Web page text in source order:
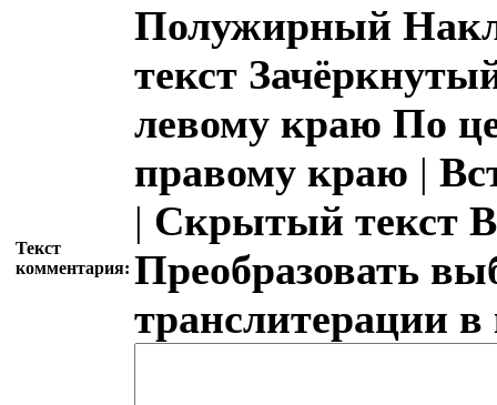
Текст
комментария:
Полужирный
текст
левому краю По
правому краю |
| Скрытый текст
Преобразовать
транслитерации